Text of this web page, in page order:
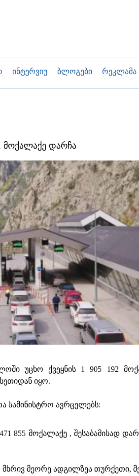
ინტერვიუ ბლოგები რეკლამა
მოქალაქე დარჩა
უცხო ქვეყნის 1 905 192
იყო.
სამინისტრო ავრცელებს:
855 მოქალაქე , შესაბამისად
მხრივ მეორე ადგილზეა თურქეთი,